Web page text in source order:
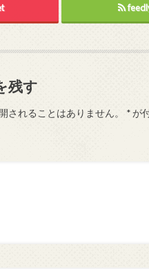
残す
されることはありません。 *が